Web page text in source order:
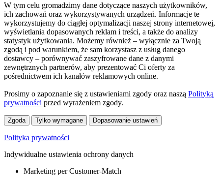
W tym celu gromadzimy dane dotyczące naszych użytkowników,
ich zachowań oraz wykorzystywanych urządzeń. Informacje te
wykorzystujemy do ciągłej optymalizacji naszej strony internetowej,
wyświetlania dopasowanych reklam i treści, a także do analizy
statystyk użytkowania. Możemy również – wyłącznie za Twoją
zgodą i pod warunkiem, że sam korzystasz z usług danego
dostawcy – porównywać zaszyfrowane dane z danymi
zewnętrznych partnerów, aby prezentować Ci oferty za
pośrednictwem ich kanałów reklamowych online.
Prosimy o zapoznanie się z ustawieniami zgody oraz naszą Polityką
prywatności przed wyrażeniem zgody.
Zgoda Tylko wymagane Dopasowanie ustawień
Polityka prywatności
Indywidualne ustawienia ochrony danych
Marketing per Customer-Match